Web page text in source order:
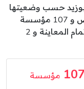
حسب وضعيتها
كالآتي: 144 مؤسسة بصدد تدارك نقائص و 107 مؤسسة
بصدد النشاط و 8 مؤسسة في انتظار اتمام المعاينة و 2
107 مؤسسة